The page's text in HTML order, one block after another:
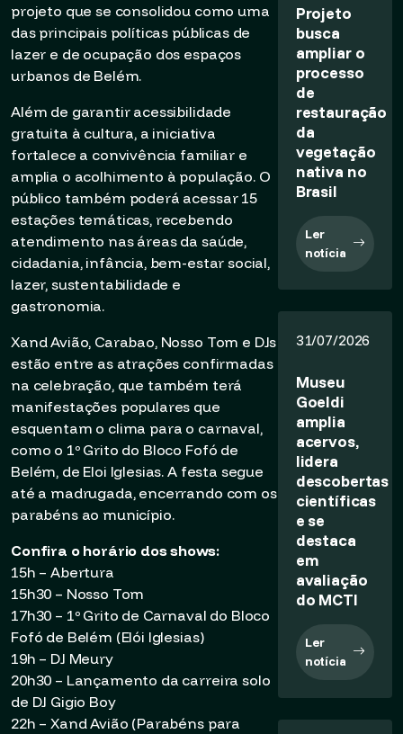
projeto que se consolidou como uma
das principais políticas públicas de
lazer e de ocupação dos espaços
urbanos de Belém.
Além de garantir acessibilidade
gratuita à cultura, a iniciativa
fortalece a convivência familiar e
amplia o acolhimento à população. O
público também poderá acessar 15
estações temáticas, recebendo
atendimento nas áreas da saúde,
cidadania, infância, bem-estar social,
lazer, sustentabilidade e
gastronomia.
Xand Avião, Carabao, Nosso Tom e DJs
estão entre as atrações confirmadas
na celebração, que também terá
manifestações populares que
esquentam o clima para o carnaval,
como o 1º Grito do Bloco Fofó de
Belém, de Eloi Iglesias. A festa segue
até a madrugada, encerrando com os
parabéns ao município.
Confira o horário dos shows:
15h – Abertura
15h30 – Nosso Tom
17h30 – 1º Grito de Carnaval do Bloco
Fofó de Belém (Elói Iglesias)
19h – DJ Meury
20h30 – Lançamento da carreira solo
de DJ Gigio Boy
22h – Xand Avião (Parabéns para
Projeto
busca
ampliar o
processo
de
restauração
da
vegetação
nativa no
Brasil
Ler
notícia
31/07/2026
Museu
Goeldi
amplia
acervos,
lidera
descobertas
científicas
e se
destaca
em
avaliação
do MCTI
Ler
notícia